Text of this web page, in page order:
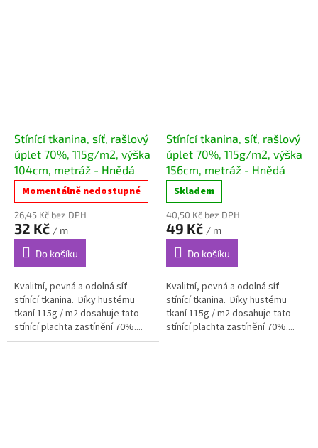
Stínící tkanina, síť, rašlový
úplet 70%, 115g/m2, výška
104cm, metráž - Hnědá
Momentálně nedostupné
26,45 Kč bez DPH
32 Kč / m
Do košíku
Kvalitní, pevná a odolná síť -
stínící tkanina. Díky hustému
tkaní 115g / m2 dosahuje tato
stínící plachta zastínění 70%....
Stínící tkanina, síť, rašlový
úplet 70%, 115g/m2, výška
156cm, metráž - Hnědá
Skladem
40,50 Kč bez DPH
49 Kč / m
Do košíku
Kvalitní, pevná a odolná síť -
stínící tkanina. Díky hustému
tkaní 115g / m2 dosahuje tato
stínící plachta zastínění 70%....